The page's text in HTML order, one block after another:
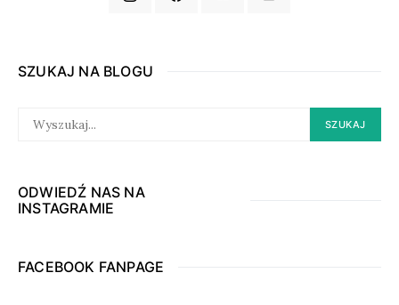
SZUKAJ NA BLOGU
FOR:
SZUKAJ
ODWIEDŹ NAS NA
INSTAGRAMIE
FACEBOOK FANPAGE